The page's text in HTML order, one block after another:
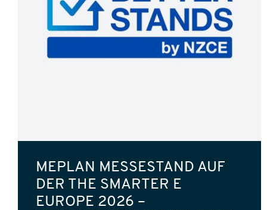
MEPLAN MESSESTAND AUF
DER THE SMARTER E
EUROPE 2026 –